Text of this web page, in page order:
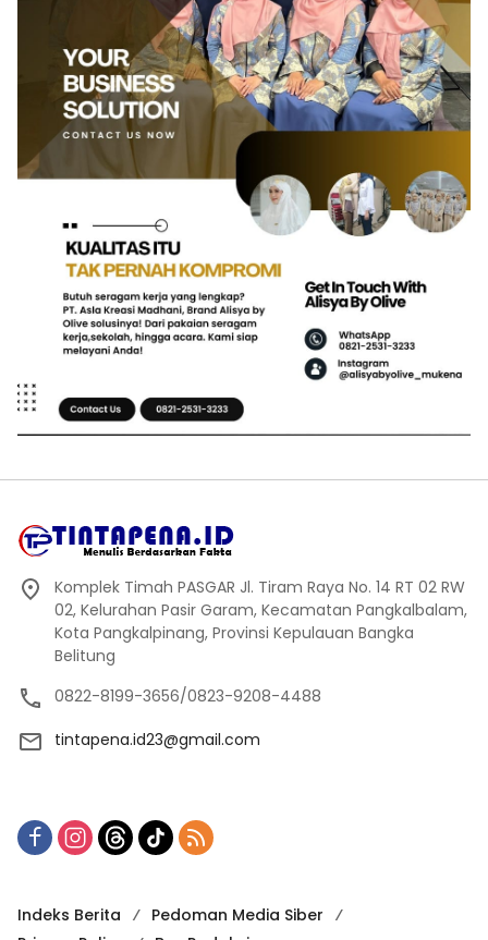
Komplek Timah PASGAR Jl. Tiram Raya No. 14 RT 02 RW
02, Kelurahan Pasir Garam, Kecamatan Pangkalbalam,
Kota Pangkalpinang, Provinsi Kepulauan Bangka
Belitung
0822-8199-3656/0823-9208-4488
tintapena.id23@gmail.com
Indeks Berita
Pedoman Media Siber